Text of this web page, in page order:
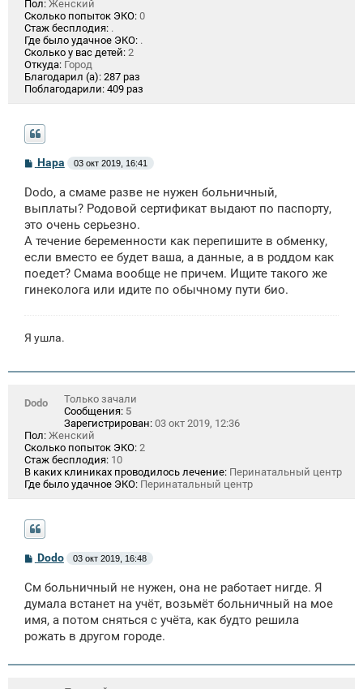
Пол: Женский
Сколько попыток ЭКО: 0
Стаж бесплодия: .
Где было удачное ЭКО: .
Сколько у вас детей: 2
Откуда: Город
Благодарил (а): 287 раз
Поблагодарили: 409 раз
С
о
б
щ
н
и
Нара 03 окт 2019, 16:41
Dodo, а смаме разве не нужен больничный,
выплаты? Родовой сертификат выдают по паспорту,
это очень серьезно.
А течение беременности как перепишите в обменку,
если вместо ее будет ваша, а данные, а в роддом как
поедет? Смама вообще не причем. Ищите такого же
гинеколога или идите по обычному пути био.
Я ушла.
Dodo
Только зачали
Сообщения: 5
Зарегистрирован: 03 окт 2019, 12:36
Пол: Женский
Сколько попыток ЭКО: 2
Стаж бесплодия: 10
В каких клиниках проводилось лечение: Перинатальный центр
Где было удачное ЭКО: Перинатальный центр
С
о
б
щ
е
н
и
Dodo 03 окт 2019, 16:48
См больничный не нужен, она не работает нигде. Я
думала встанет на учёт, возьмёт больничный на мое
имя, а потом сняться с учёта, как будто решила
рожать в другом городе.